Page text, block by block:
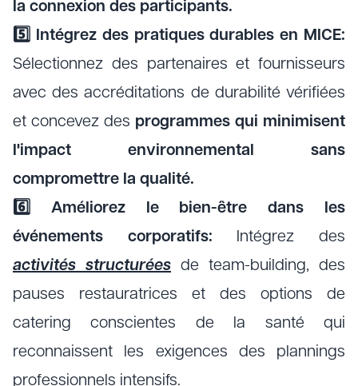
la connexion des participants.
5️⃣ Intégrez des pratiques durables en MICE:
Sélectionnez des partenaires et fournisseurs
avec des accréditations de durabilité vérifiées
et concevez des programmes qui minimisent
l'impact environnemental sans
compromettre la qualité.
6️⃣ Améliorez le bien-être dans les
événements corporatifs: Intégrez des
activités structurées de team-building, des
pauses restauratrices et des options de
catering conscientes de la santé qui
reconnaissent les exigences des plannings
professionnels intensifs.